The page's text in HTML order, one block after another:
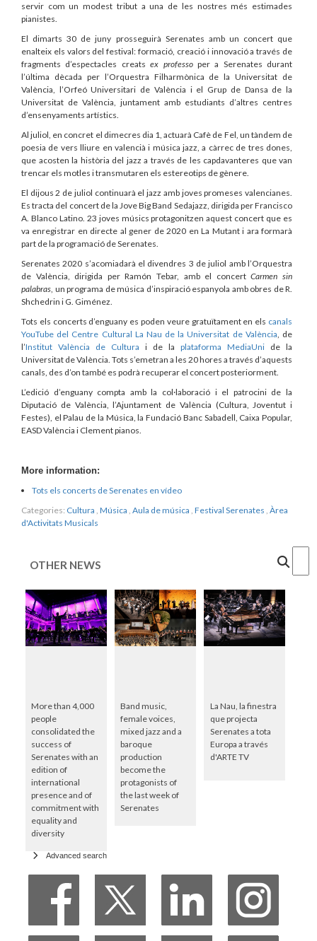
servir com un modest tribut a una de les nostres més estimades
pianistes.
El dimarts 30 de juny prosseguirà Serenates amb un concert que
enalteix els valors del festival: formació, creació i innovació a través de
fragments d’espectacles creatsex professoper a Serenates durant
l’última dècada per l’Orquestra Filharmònica de la Universitat de
València, l’Orfeó Universitari de València i el Grup de Dansa de la
Universitat de València, juntament amb estudiants d’altres centres
d’ensenyaments artístics.
Al juliol, en concret el dimecres dia 1, actuarà Cafè de Fel, un tàndem de
poesia de vers lliure en valencià i música jazz, a càrrec de tres dones,
que acosten la història del jazz a través de les capdavanteres que van
trencar els motles i transmutaren els estereotips de gènere.
El dijous 2 de juliol continuarà el jazz amb joves promeses valencianes.
Es tracta del concert de la Jove Big Band Sedajazz, dirigida per Francisco
A. Blanco Latino. 23 joves músics protagonitzen aquest concert que es
va enregistrar en directe al gener de 2020 en La Mutant i ara formarà
part de la programació de Serenates.
Serenates 2020 s’acomiadarà el divendres 3 de juliol amb l’Orquestra
de València, dirigida per Ramón Tebar, amb el concertCarmen sin
palabras, un programa de música d’inspiració espanyola amb obres de R.
Shchedrin i G. Giménez.
Tots els concerts d’enguany es poden veure gratuïtament en els canals
YouTube del Centre Cultural La Nau de la Universitat de València, de
l’Institut València de Cultura i de la plataforma MediaUni de la
Universitat de València. Tots s’emetran a les 20 hores a través d’aquests
canals, des d’on també es podrà recuperar el concert posteriorment.
L’edició d’enguany compta amb la col·laboració i el patrocini de la
Diputació de València, l’Ajuntament de València (Cultura, Joventut i
Festes), el Palau de la Música, la Fundació Banc Sabadell, Caixa Popular,
EASD València i Clement pianos.
More information:
Tots els concerts de Serenates en vídeo
Categories: Cultura , Música , Aula de música , Festival Serenates , Àrea
d'Activitats Musicals
OTHER NEWS
More than 4,000
people
consolidated the
success of
Serenates with an
edition of
international
presence and of
commitment with
equality and
diversity
Band music,
female voices,
mixed jazz and a
baroque
production
become the
protagonists of
the last week of
Serenates
La Nau, la finestra
que projecta
Serenates a tota
Europa a través
d'ARTE TV
Advanced search